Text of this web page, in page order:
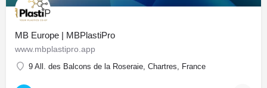
MB Europe | MBPlastiPro
www.mbplastipro.app
9 All. des Balcons de la Roseraie, Chartres, France